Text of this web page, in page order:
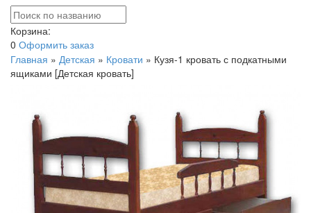
Корзина:
0 Оформить заказ
Главная » Детская » Кровати » Кузя-1 кровать с подкатными
ящиками [Детская кровать]